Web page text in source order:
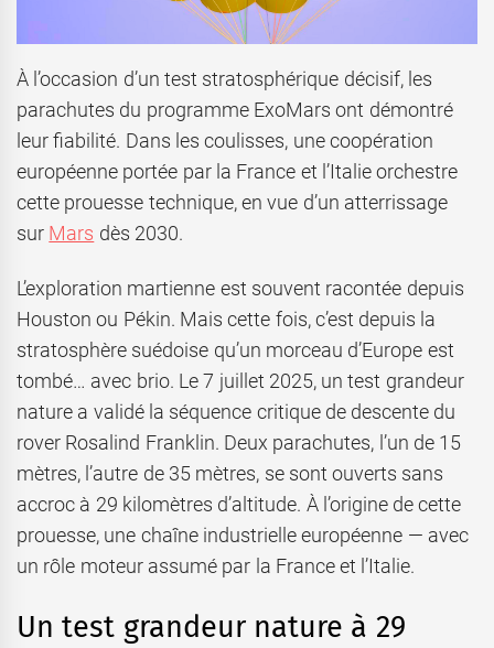
À l’occasion d’un test stratosphérique décisif, les
parachutes du programme ExoMars ont démontré
leur fiabilité. Dans les coulisses, une coopération
européenne portée par la France et l’Italie orchestre
cette prouesse technique, en vue d’un atterrissage
sur Mars dès 2030.
L’exploration martienne est souvent racontée depuis
Houston ou Pékin. Mais cette fois, c’est depuis la
stratosphère suédoise qu’un morceau d’Europe est
tombé… avec brio. Le 7 juillet 2025, un test grandeur
nature a validé la séquence critique de descente du
rover Rosalind Franklin. Deux parachutes, l’un de 15
mètres, l’autre de 35 mètres, se sont ouverts sans
accroc à 29 kilomètres d’altitude. À l’origine de cette
prouesse, une chaîne industrielle européenne — avec
un rôle moteur assumé par la France et l’Italie.
Un test grandeur nature à 29